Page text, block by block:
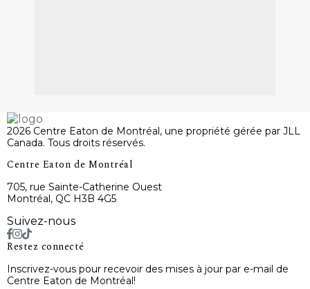
2026 Centre Eaton de Montréal, une propriété gérée par JLL
Canada. Tous droits réservés.
Centre Eaton de Montréal
705, rue Sainte-Catherine Ouest
Montréal, QC H3B 4G5
Suivez-nous
Restez connecté
Inscrivez-vous pour recevoir des mises à jour par e-mail de
Centre Eaton de Montréal!